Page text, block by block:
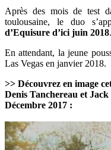
Après des mois de test
toulousaine, le duo
d’Equisure d’ici juin 2018
En attendant, la jeune
Las Vegas en janvier 2018.
>> Découvrez en image
Denis Tanchereau et
Décembre 2017 :